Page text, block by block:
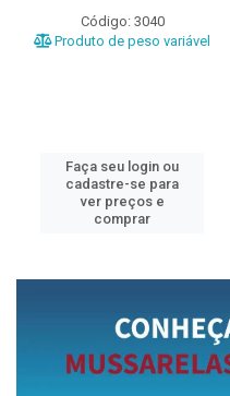
Código: 3040
Produto de peso variável
Faça seu login ou
cadastre-se para
ver preços e
comprar